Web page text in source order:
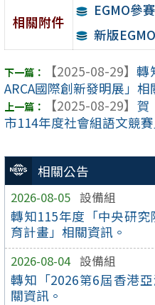
相關公告
2026-08-05 設備組
轉知115年度「中央研
育計畫」相關資訊。
2026-08-04 設備組
轉知「2026第6屆香港
關資訊。
相關附件
EGMO參
新版
【2025-08-29】 轉
ARCA國際創新發明展」相
【2025-08-29】 賀
市114年度社會組語文競